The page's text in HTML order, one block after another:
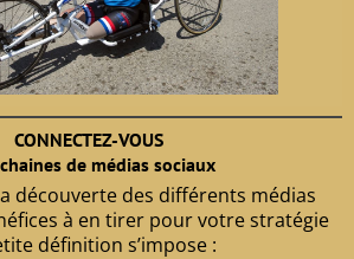
CONNECTEZ-VOUS
de médias sociaux
découverte des différents médias
à en tirer pour votre stratégie
définition s’impose :